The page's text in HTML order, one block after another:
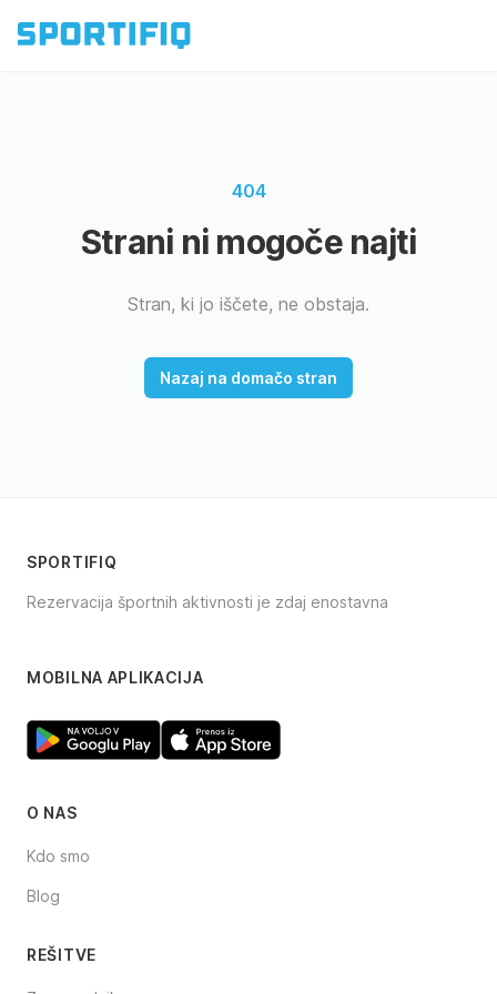
404
Strani ni mogoče najti
Stran, ki jo iščete, ne obstaja.
Nazaj na domačo stran
SPORTIFIQ
Rezervacija športnih aktivnosti je zdaj enostavna
MOBILNA APLIKACIJA
O NAS
Kdo smo
Blog
REŠITVE